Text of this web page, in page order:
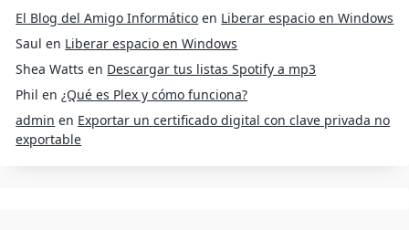
El Blog del Amigo Informático en Liberar espacio en Windows
Saul en Liberar espacio en Windows
Shea Watts en Descargar tus listas Spotify a mp3
Phil en¿Qué es Plex y cómo funciona?
admin en Exportar un certificado digital con clave privada no
exportable